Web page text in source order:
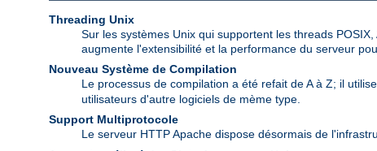
Threading Unix
Sur les systèmes Unix qui supportent les threads
augmente l'extensibilité et la performance du serveur
Nouveau Système de Compilation
Le processus de compilation a été refait de A à Z; il
utilisateurs d'autre logiciels de mème type.
Support Multiprotocole
Le serveur HTTP Apache dispose désormais de